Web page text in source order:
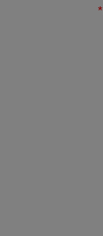
*